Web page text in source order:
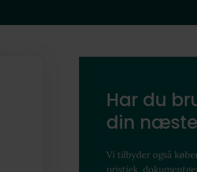
Har du
din
Vi tilbyder også
pristjek,